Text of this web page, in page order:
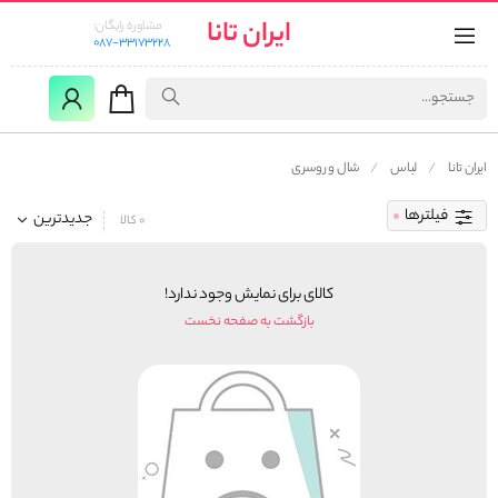
ایران تانا
مشاوره رایگان:
087-33173228
ایران تانا لباس شال و روسری
فیلترها جدیدترین 0 کالا
کالای برای نمایش وجود ندارد!
بازگشت به صفحه نخست